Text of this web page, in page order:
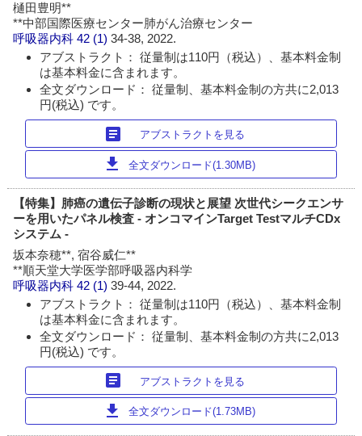
樋田豊明**
**中部国際医療センター肺がん治療センター
呼吸器内科 42 (1)34-38, 2022.
アブストラクト： 従量制は110円（税込）、基本料金制
は基本料金に含まれます。
全文ダウンロード： 従量制、基本料金制の方共に2,013
円(税込) です。
article アブストラクトを見る
download 全文ダウンロード(1.30MB)
【特集】肺癌の遺伝子診断の現状と展望 次世代シークエンサ
ーを用いたパネル検査 - オンコマインTarget TestマルチCDx
システム -
坂本奈穂**, 宿谷威仁**
**順天堂大学医学部呼吸器内科学
呼吸器内科 42 (1)39-44, 2022.
アブストラクト： 従量制は110円（税込）、基本料金制
は基本料金に含まれます。
全文ダウンロード： 従量制、基本料金制の方共に2,013
円(税込) です。
article アブストラクトを見る
download 全文ダウンロード(1.73MB)